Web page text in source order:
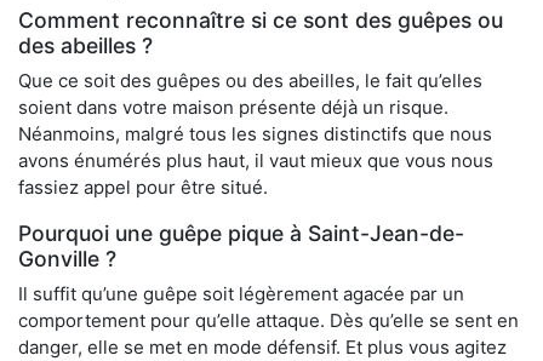
Comment reconnaître si ce sont des guêpes ou
des abeilles ?
Que ce soit des guêpes ou des abeilles, le fait qu’elles
soient dans votre maison présente déjà un risque.
Néanmoins, malgré tous les signes distinctifs que nous
avons énumérés plus haut, il vaut mieux que vous nous
fassiez appel pour être situé.
Pourquoi une guêpe pique à Saint-Jean-de-
Gonville ?
Il suffit qu’une guêpe soit légèrement agacée par un
comportement pour qu’elle attaque. Dès qu’elle se sent en
danger, elle se met en mode défensif. Et plus vous agitez